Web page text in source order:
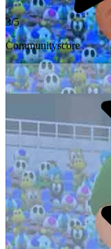
3/5
Communityscore